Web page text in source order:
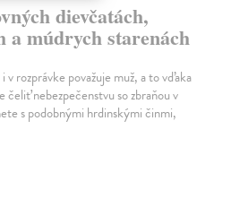
dievčatách,
a múdrych starenách
v rozprávke považuje muž, a to vďaka
čeliť nebezpečenstvu so zbraňou v
s podobnými hrdinskými činmi,